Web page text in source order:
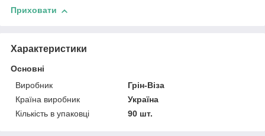
Приховати
Характеристики
Основні
Виробник
Грін-Віза
Країна виробник
Україна
Кількість в упаковці
90 шт.